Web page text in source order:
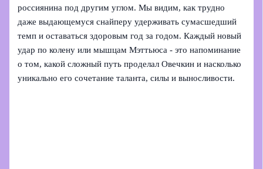
россиянина под другим углом. Мы видим, как трудно
даже выдающемуся снайперу удерживать сумасшедший
темп и оставаться здоровым год за годом. Каждый новый
удар по колену или мышцам Мэттьюса - это напоминание
о том, какой сложный путь проделал Овечкин и насколько
уникально его сочетание таланта, силы и выносливости.